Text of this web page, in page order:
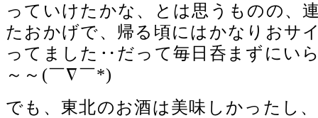
っていけたかな、とは思うものの、
たおかげで、帰る頃にはかなりおサ
ってました‥だって毎日呑まずにい
～～(￣∇￣*)ゞ
でも、東北のお酒は美味しかったし